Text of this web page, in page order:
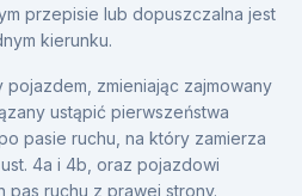
przepisie lub dopuszczalna jest
kierunku.
pojazdem, zmieniając zajmowany
ustąpić pierwszeństwa
pasie ruchu, na który zamierza
4a i 4b, oraz pojazdowi
pas ruchu z prawej strony.